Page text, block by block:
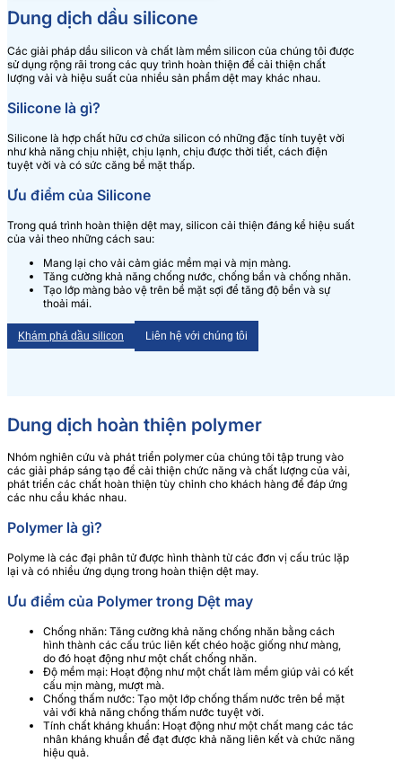
Dung dịch dầu silicone
Các giải pháp dầu silicon và chất làm mềm silicon của chúng tôi được
sử dụng rộng rãi trong các quy trình hoàn thiện để cải thiện chất
lượng vải và hiệu suất của nhiều sản phẩm dệt may khác nhau.
Silicone là gì?
Silicone là hợp chất hữu cơ chứa silicon có những đặc tính tuyệt vời
như khả năng chịu nhiệt, chịu lạnh, chịu được thời tiết, cách điện
tuyệt vời và có sức căng bề mặt thấp.
Ưu điểm của Silicone
Trong quá trình hoàn thiện dệt may, silicon cải thiện đáng kể hiệu suất
của vải theo những cách sau:
Mang lại cho vải cảm giác mềm mại và mịn màng.
Tăng cường khả năng chống nước, chống bẩn và chống nhăn.
Tạo lớp màng bảo vệ trên bề mặt sợi để tăng độ bền và sự
thoải mái.
Khám phá dầu silicon Liên hệ với chúng tôi
Dung dịch hoàn thiện polymer
Nhóm nghiên cứu và phát triển polymer của chúng tôi tập trung vào
các giải pháp sáng tạo để cải thiện chức năng và chất lượng của vải,
phát triển các chất hoàn thiện tùy chỉnh cho khách hàng để đáp ứng
các nhu cầu khác nhau.
Polymer là gì?
Polyme là các đại phân tử được hình thành từ các đơn vị cấu trúc lặp
lại và có nhiều ứng dụng trong hoàn thiện dệt may.
Ưu điểm của Polymer trong Dệt may
Chống nhăn: Tăng cường khả năng chống nhăn bằng cách
hình thành các cấu trúc liên kết chéo hoặc giống như màng,
do đó hoạt động như một chất chống nhăn.
Độ mềm mại: Hoạt động như một chất làm mềm giúp vải có kết
cấu mịn màng, mượt mà.
Chống thấm nước: Tạo một lớp chống thấm nước trên bề mặt
vải với khả năng chống thấm nước tuyệt vời.
Tính chất kháng khuẩn: Hoạt động như một chất mang các tác
nhân kháng khuẩn để đạt được khả năng liên kết và chức năng
hiệu quả.